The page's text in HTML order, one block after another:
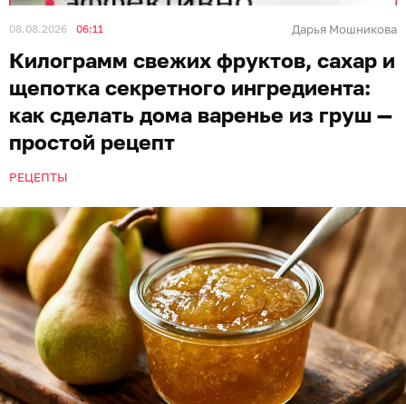
08.08.2026 06:11 Дарья Мошникова
Килограмм свежих фруктов, сахар и
щепотка секретного ингредиента:
как сделать дома варенье из груш —
простой рецепт
РЕЦЕПТЫ